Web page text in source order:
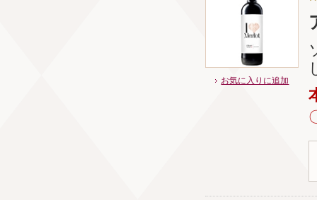
お気に入りに追加